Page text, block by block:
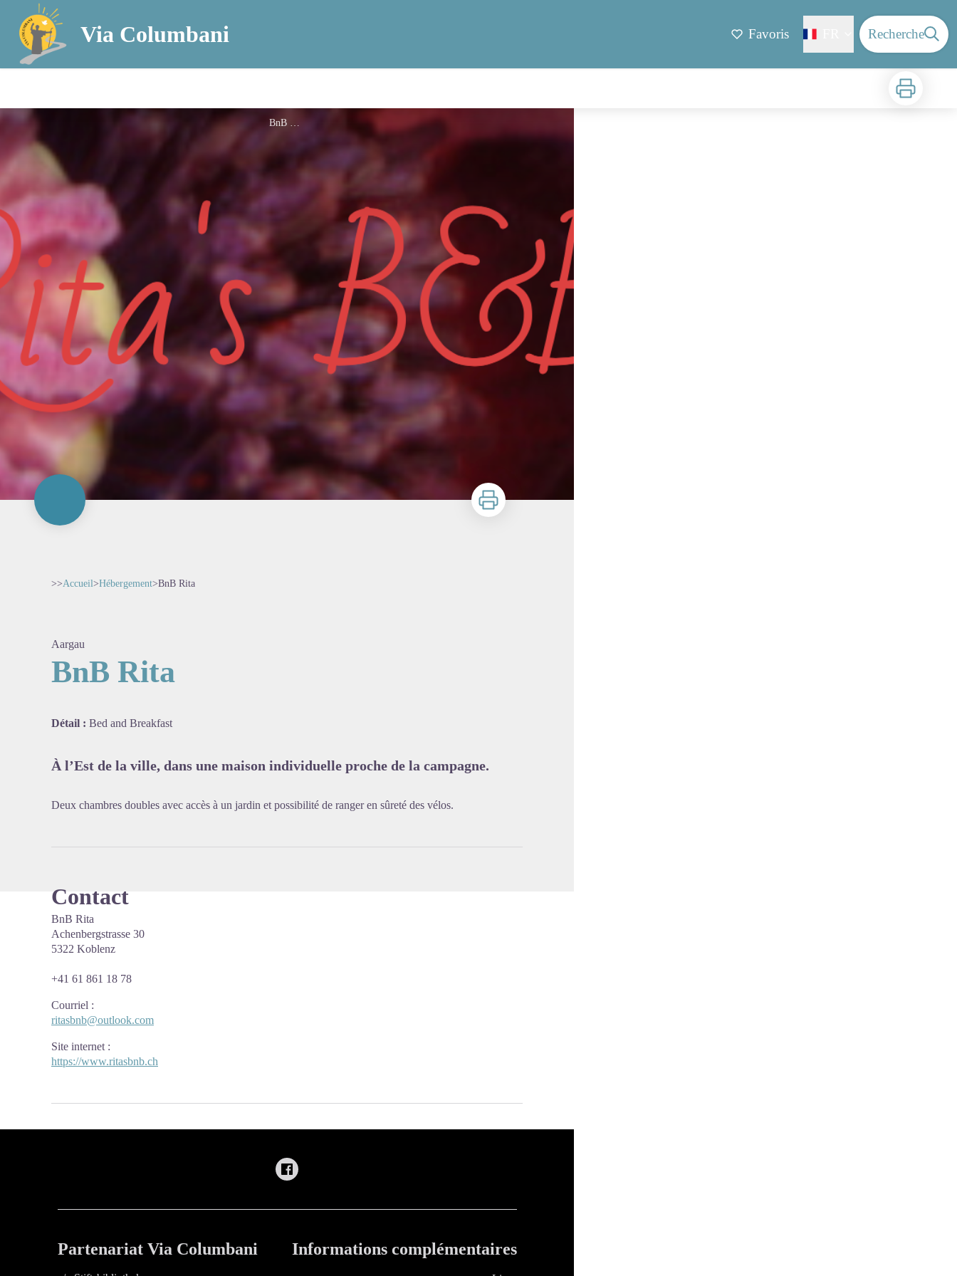
Via Columbani Favoris Recherche
Imprimer
BnB Rita
Imprimer
>>Accueil>Hébergement>BnB Rita
Aargau
BnB Rita
Détail : Bed and Breakfast
À l’Est de la ville, dans une maison individuelle proche de la campagne.
Deux chambres doubles avec accès à un jardin et possibilité de ranger en sûreté des vélos.
Contact
BnB Rita
Achenbergstrasse 30
5322 Koblenz
+41 61 861 18 78
Courriel :
ritasbnb@outlook.com
Site internet :
https://www.ritasbnb.ch
Partenariat Via Columbani Informations complémentaires